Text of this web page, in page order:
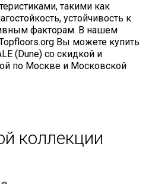
такими как
устойчивость к
факторам. В нашем
Вы можете купить
(Dune) со скидкой и
по Москве и Московской
коллекции